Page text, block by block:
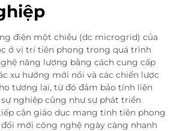
điện một chiều (dc microgrid) của
ở vị trí tiên phong trong quá trình
năng lượng bằng cách cung cấp
xu hướng mới nổi và các chiến lược
tương lai, từ đó đảm bảo tính liên
nghiệp cũng như sự phát triển
cận giáo dục mang tính tiên phong
mới công nghệ ngày càng nhanh